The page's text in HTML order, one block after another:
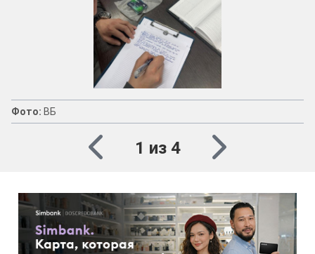
Фото: ВБ
1 из 4